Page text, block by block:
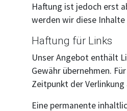
Haftung ist jedoch erst
werden wir diese
Haftung für Links
Unser Angebot enthält
Gewähr übernehmen.
Zeitpunkt der
Eine permanente